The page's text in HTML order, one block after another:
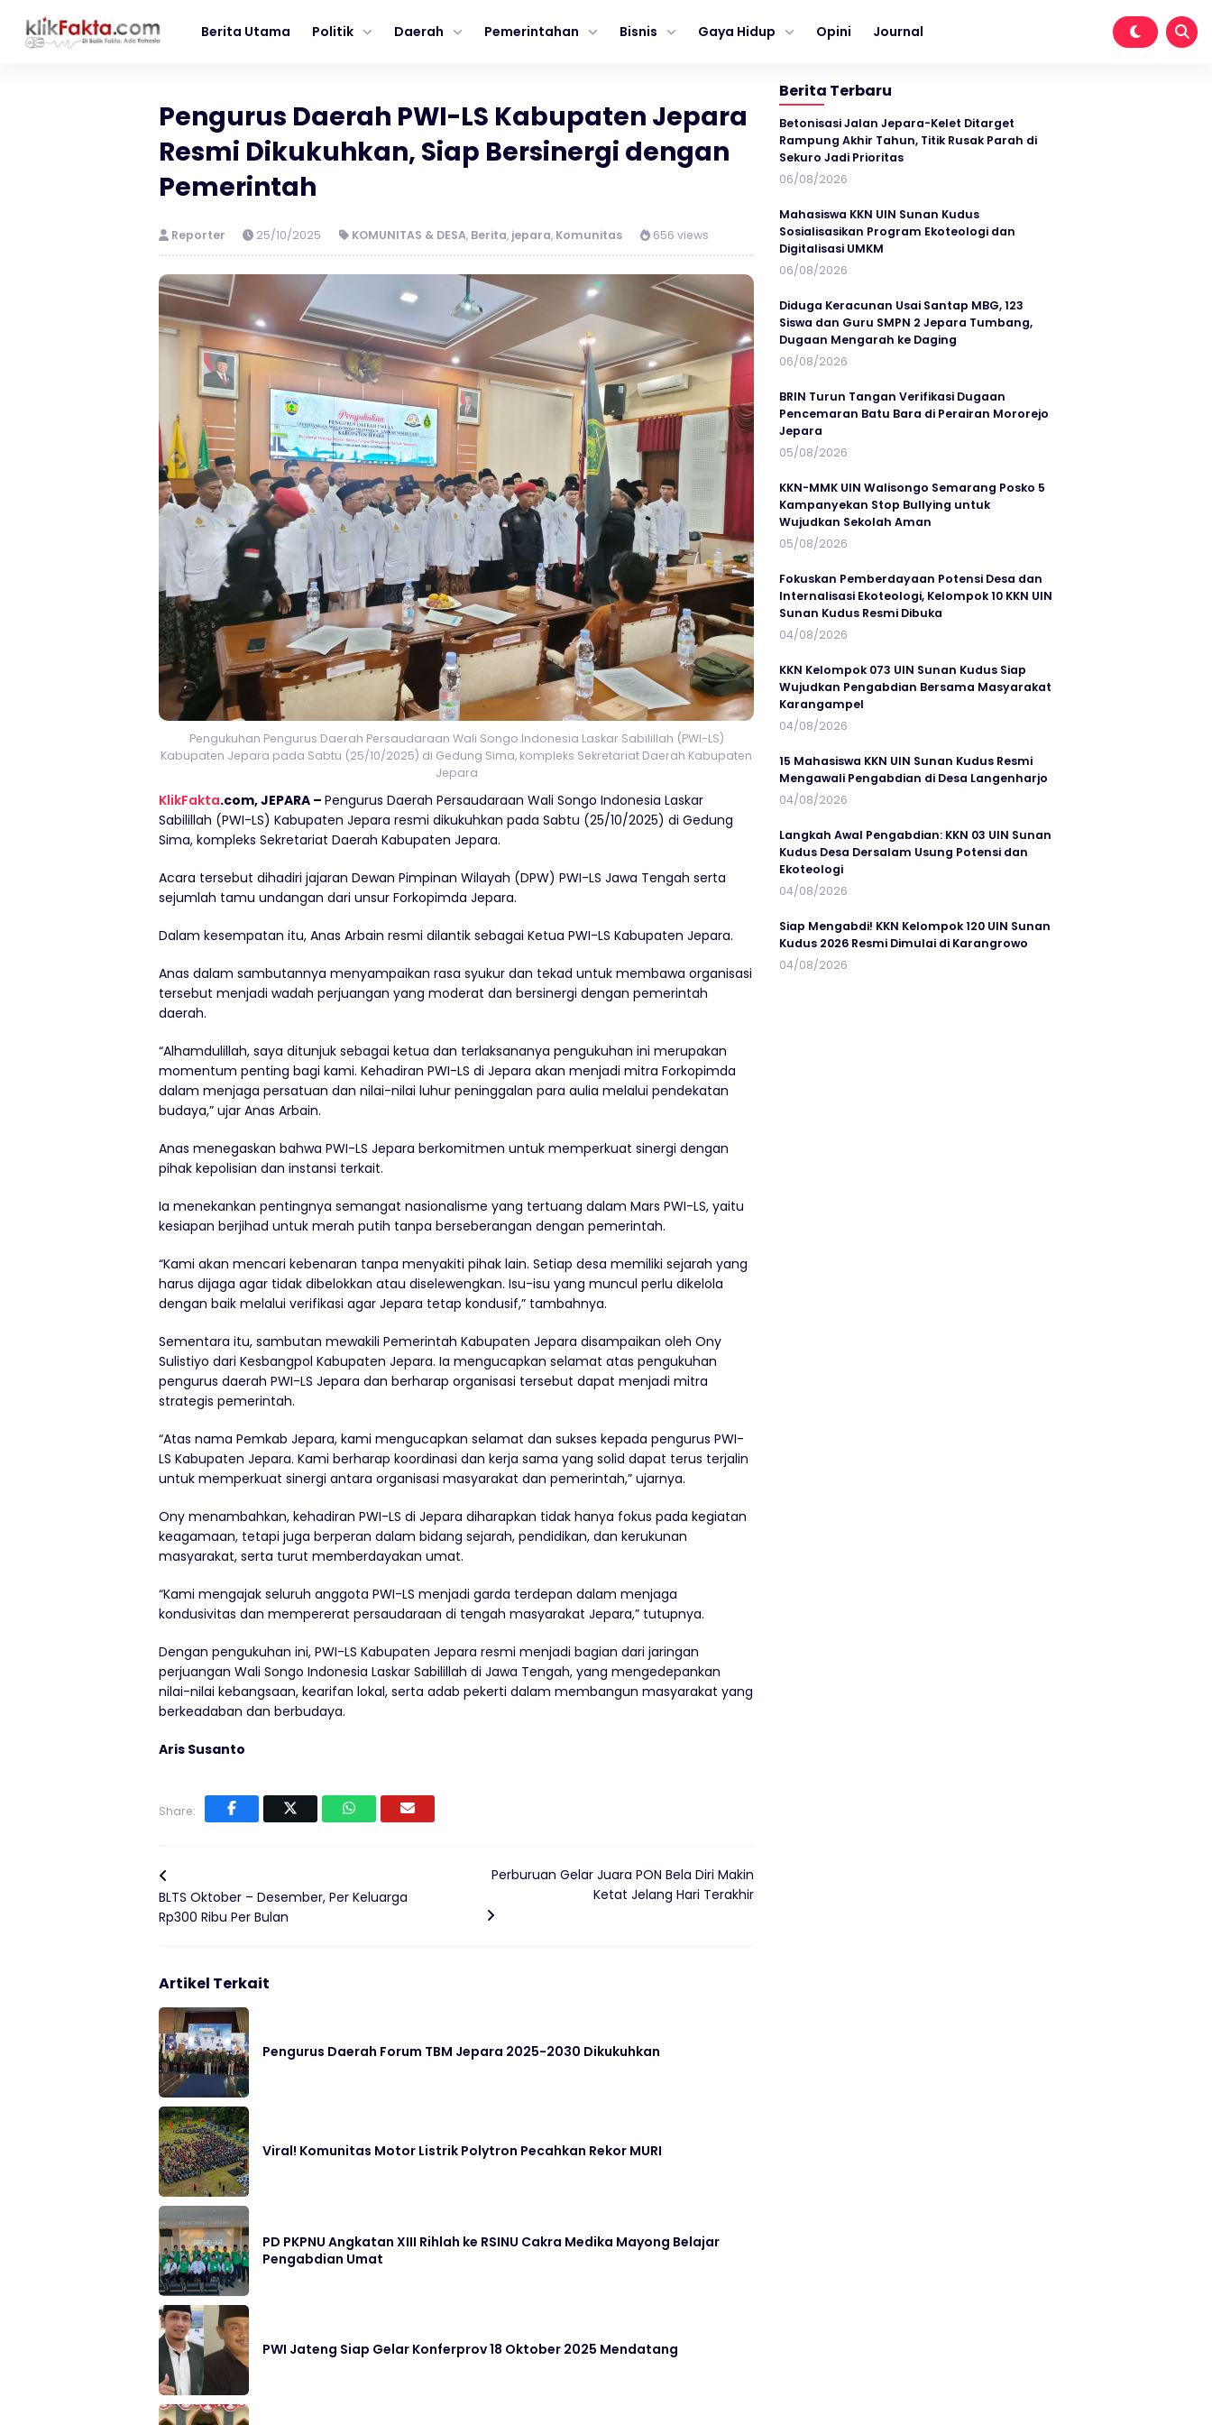
Berita Utama Politik Daerah Pemerintahan Bisnis Gaya Hidup Opini Journal
Pengurus Daerah PWI-LS Kabupaten Jepara
Resmi Dikukuhkan, Siap Bersinergi dengan
Pemerintah
Reporter 25/10/2025 KOMUNITAS & DESA, Berita, jepara, Komunitas 656 views
Pengukuhan Pengurus Daerah Persaudaraan Wali Songo Indonesia Laskar Sabilillah (PWI-LS)
Kabupaten Jepara pada Sabtu (25/10/2025) di Gedung Sima, kompleks Sekretariat Daerah Kabupaten
Jepara
KlikFakta.com, JEPARA – Pengurus Daerah Persaudaraan Wali Songo Indonesia Laskar
Sabilillah (PWI-LS) Kabupaten Jepara resmi dikukuhkan pada Sabtu (25/10/2025) di Gedung
Sima, kompleks Sekretariat Daerah Kabupaten Jepara.
Acara tersebut dihadiri jajaran Dewan Pimpinan Wilayah (DPW) PWI-LS Jawa Tengah serta
sejumlah tamu undangan dari unsur Forkopimda Jepara.
Dalam kesempatan itu, Anas Arbain resmi dilantik sebagai Ketua PWI-LS Kabupaten Jepara.
Anas dalam sambutannya menyampaikan rasa syukur dan tekad untuk membawa organisasi
tersebut menjadi wadah perjuangan yang moderat dan bersinergi dengan pemerintah
daerah.
“Alhamdulillah, saya ditunjuk sebagai ketua dan terlaksananya pengukuhan ini merupakan
momentum penting bagi kami. Kehadiran PWI-LS di Jepara akan menjadi mitra Forkopimda
dalam menjaga persatuan dan nilai-nilai luhur peninggalan para aulia melalui pendekatan
budaya,” ujar Anas Arbain.
Anas menegaskan bahwa PWI-LS Jepara berkomitmen untuk memperkuat sinergi dengan
pihak kepolisian dan instansi terkait.
Ia menekankan pentingnya semangat nasionalisme yang tertuang dalam Mars PWI-LS, yaitu
kesiapan berjihad untuk merah putih tanpa berseberangan dengan pemerintah.
“Kami akan mencari kebenaran tanpa menyakiti pihak lain. Setiap desa memiliki sejarah yang
harus dijaga agar tidak dibelokkan atau diselewengkan. Isu-isu yang muncul perlu dikelola
dengan baik melalui verifikasi agar Jepara tetap kondusif,” tambahnya.
Sementara itu, sambutan mewakili Pemerintah Kabupaten Jepara disampaikan oleh Ony
Sulistiyo dari Kesbangpol Kabupaten Jepara. Ia mengucapkan selamat atas pengukuhan
pengurus daerah PWI-LS Jepara dan berharap organisasi tersebut dapat menjadi mitra
strategis pemerintah.
“Atas nama Pemkab Jepara, kami mengucapkan selamat dan sukses kepada pengurus PWI-
LS Kabupaten Jepara. Kami berharap koordinasi dan kerja sama yang solid dapat terus terjalin
untuk memperkuat sinergi antara organisasi masyarakat dan pemerintah,” ujarnya.
Ony menambahkan, kehadiran PWI-LS di Jepara diharapkan tidak hanya fokus pada kegiatan
keagamaan, tetapi juga berperan dalam bidang sejarah, pendidikan, dan kerukunan
masyarakat, serta turut memberdayakan umat.
“Kami mengajak seluruh anggota PWI-LS menjadi garda terdepan dalam menjaga
kondusivitas dan mempererat persaudaraan di tengah masyarakat Jepara,” tutupnya.
Dengan pengukuhan ini, PWI-LS Kabupaten Jepara resmi menjadi bagian dari jaringan
perjuangan Wali Songo Indonesia Laskar Sabilillah di Jawa Tengah, yang mengedepankan
nilai-nilai kebangsaan, kearifan lokal, serta adab pekerti dalam membangun masyarakat yang
berkeadaban dan berbudaya.
Aris Susanto
Share:
BLTS Oktober – Desember, Per Keluarga
Rp300 Ribu Per Bulan
Perburuan Gelar Juara PON Bela Diri Makin
Ketat Jelang Hari Terakhir
Artikel Terkait
Pengurus Daerah Forum TBM Jepara 2025-2030 Dikukuhkan
Viral! Komunitas Motor Listrik Polytron Pecahkan Rekor MURI
PD PKPNU Angkatan XIII Rihlah ke RSINU Cakra Medika Mayong Belajar
Pengabdian Umat
PWI Jateng Siap Gelar Konferprov 18 Oktober 2025 Mendatang
Berita Terbaru
Betonisasi Jalan Jepara-Kelet Ditarget
Rampung Akhir Tahun, Titik Rusak Parah di
Sekuro Jadi Prioritas
06/08/2026
Mahasiswa KKN UIN Sunan Kudus
Sosialisasikan Program Ekoteologi dan
Digitalisasi UMKM
06/08/2026
Diduga Keracunan Usai Santap MBG, 123
Siswa dan Guru SMPN 2 Jepara Tumbang,
Dugaan Mengarah ke Daging
06/08/2026
BRIN Turun Tangan Verifikasi Dugaan
Pencemaran Batu Bara di Perairan Mororejo
Jepara
05/08/2026
KKN-MMK UIN Walisongo Semarang Posko 5
Kampanyekan Stop Bullying untuk
Wujudkan Sekolah Aman
05/08/2026
Fokuskan Pemberdayaan Potensi Desa dan
Internalisasi Ekoteologi, Kelompok 10 KKN UIN
Sunan Kudus Resmi Dibuka
04/08/2026
KKN Kelompok 073 UIN Sunan Kudus Siap
Wujudkan Pengabdian Bersama Masyarakat
Karangampel
04/08/2026
15 Mahasiswa KKN UIN Sunan Kudus Resmi
Mengawali Pengabdian di Desa Langenharjo
04/08/2026
Langkah Awal Pengabdian: KKN 03 UIN Sunan
Kudus Desa Dersalam Usung Potensi dan
Ekoteologi
04/08/2026
Siap Mengabdi! KKN Kelompok 120 UIN Sunan
Kudus 2026 Resmi Dimulai di Karangrowo
04/08/2026